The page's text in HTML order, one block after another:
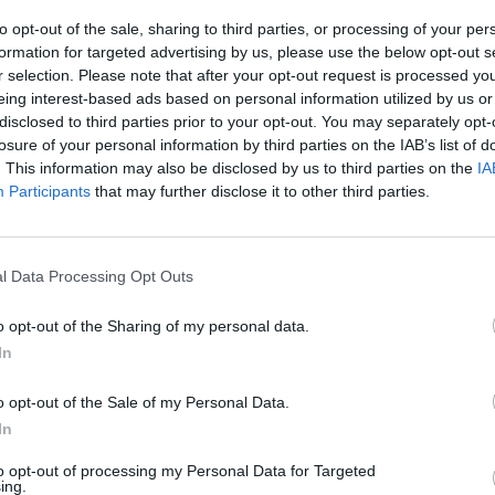
opt-out of the sale, sharing to third parties, or processing of your
for targeted advertising by us, please use the below opt-out
selection. Please note that after your opt-out request is processed
interest-based ads based on personal information utilized by us
to third parties prior to your opt-out. You may separately
of your personal information by third parties on the IAB’s list of
This information may also be disclosed by us to third parties on the
Participants that may further disclose it to other third parties.
Data Processing Opt Outs
opt-out of the Sharing of my personal data.
opt-out of the Sale of my Personal Data.
opt-out of processing my Personal Data for Targeted
na autora
to považujete za vhodné, uvést vaši profesi či oblast zájmu, pokud
souvisí s vaším názorem. Pokud toto políčko nevyplníte, bude v
uvedeno, že "Autor je čtenář Ekolistu.cz".
text
(včetně anotace) vkládaný jako prostý text nebo jako HTML kód